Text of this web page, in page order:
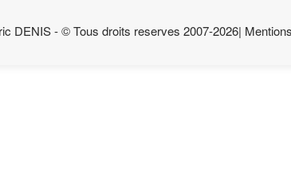
DENIS - © Tous droits reserves 2007-2026|